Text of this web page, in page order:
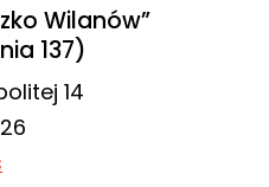
Wilanów”
137)
14